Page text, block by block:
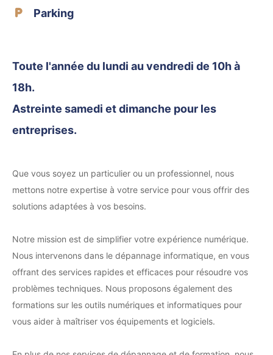
Parking
Toute l'année du lundi au vendredi de 10h à
18h.
Astreinte samedi et dimanche pour les
entreprises.
Que vous soyez un particulier ou un professionnel, nous
mettons notre expertise à votre service pour vous offrir des
solutions adaptées à vos besoins.
Notre mission est de simplifier votre expérience numérique.
Nous intervenons dans le dépannage informatique, en vous
offrant des services rapides et efficaces pour résoudre vos
problèmes techniques. Nous proposons également des
formations sur les outils numériques et informatiques pour
vous aider à maîtriser vos équipements et logiciels.